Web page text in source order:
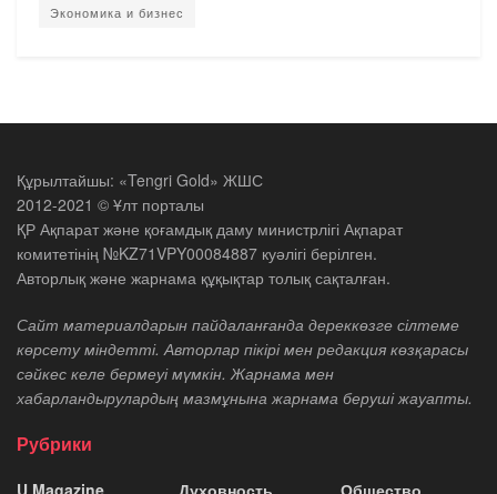
Экономика и бизнес
Құрылтайшы: «Tengri Gold» ЖШС
2012-2021 © Ұлт порталы
ҚР Ақпарат және қоғамдық даму министрлігі Ақпарат
комитетінің №KZ71VPY00084887 куәлігі берілген.
Авторлық және жарнама құқықтар толық сақталған.
Сайт материалдарын пайдаланғанда дереккөзге сілтеме
көрсету міндетті. Авторлар пікірі мен редакция көзқарасы
сәйкес келе бермеуі мүмкін. Жарнама мен
хабарландырулардың мазмұнына жарнама беруші жауапты.
Рубрики
U Magazine Духовность Общество